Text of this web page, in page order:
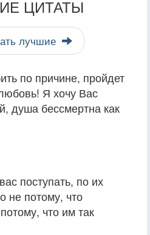
ЦИТАТЫ
лучшие
по причине, пройдет
Я хочу Вас
душа бессмертна как
поступать, по их
не потому, что
что им так